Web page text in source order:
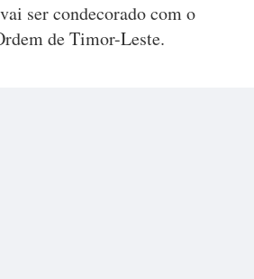
ser condecorado com o
de Timor-Leste.